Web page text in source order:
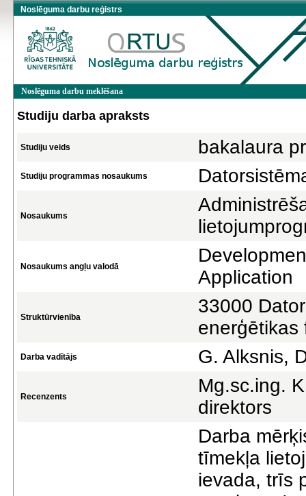
Noslēguma darbu reģistrs
Noslēguma darbu meklēšana
Studiju darba apraksts
Studiju veids bakalaura
Studiju programmas nosaukums
Nosaukums
Nosaukums angļu valodā
Application
Struktūrvienība
33000
enerģētikas
Darba vadītājs G. Alksnis,
Recenzents
Mg.sc.ing.
direktors
Darba
tīmekļa
ievada, trīs